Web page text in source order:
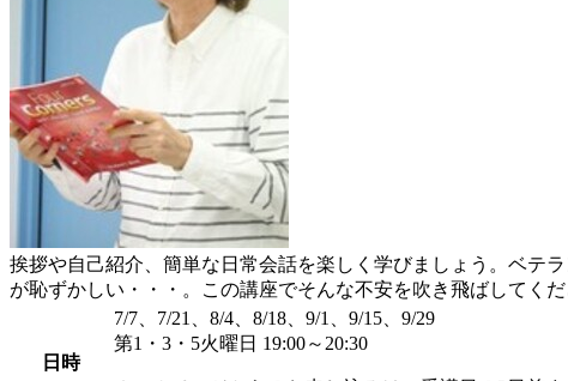
挨拶や自己紹介、簡単な日常会話を楽しく学びましょう。ベテ
が恥ずかしい・・・。この講座でそんな不安を吹き飛ばしてく
日時
7/7、7/21、8/4、8/18、9/1、9/15、9/29
第1・3・5火曜日 19:00～20:30